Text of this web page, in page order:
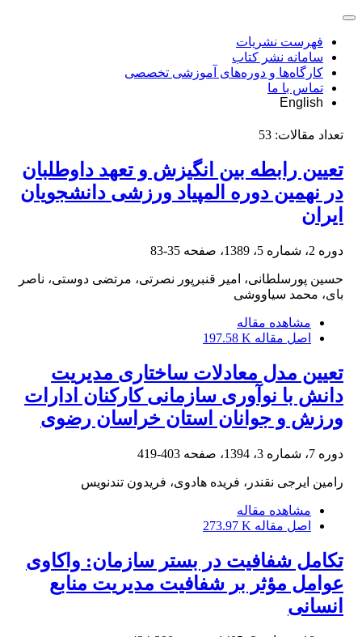
فهرست نشریات
سامانه نشر کتاب
کارگاه‌ها و دوره‌های آموزشی تخصصی
تماس با ما
English
تعداد مقالات: 53
تعیین رابطه بین انگیزش و تعهد داوطلبان
در نهمین دوره المپیاد ورزشی دانشجویان
ایران
دوره 2، شماره 5، 1389، صفحه 35-83
حسین پورسلطانی، امیر قنبرپور نصرتی، مرتضی دوستی، ناصر
بای، محمد سیاووشی
مشاهده مقاله
اصل مقاله 197.58 K
تعیین مدل معادلات ساختاری مدیریت
دانش با نوآوری سازمانی کارکنان ادارات
ورزش و جوانان استان خراسان رضوی
دوره 7، شماره 3، 1394، صفحه 403-419
رامین ایرجی نقندر، فریده هادوی، فریدون تندنویس
مشاهده مقاله
اصل مقاله 273.97 K
تکامل شفافیت در بستر سازمان: واکاوی
عوامل مؤثر بر شفافیت مدیریت منابع
انسانی